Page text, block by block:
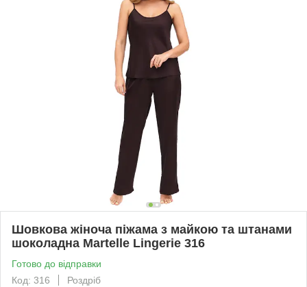
Шовкова жіноча піжама з майкою та штанами
шоколадна Martelle Lingerie 316
Готово до відправки
Код: 316
Роздріб